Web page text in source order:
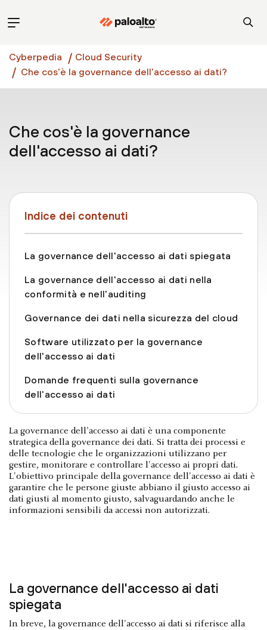
Cyberpedia
Cloud Security
Che cos'è la governance dell'accesso ai dati?
Che cos'è la governance
dell'accesso ai dati?
Indice dei contenuti
La governance dell'accesso ai dati spiegata
La governance dell'accesso ai dati nella
conformità e nell'auditing
Governance dei dati nella sicurezza del cloud
Software utilizzato per la governance
dell'accesso ai dati
Domande frequenti sulla governance
dell'accesso ai dati
La governance dell'accesso ai dati è una componente
strategica della governance dei dati. Si tratta dei processi e
delle tecnologie che le organizzazioni utilizzano per
gestire, monitorare e controllare l'accesso ai propri dati.
L'obiettivo principale della governance dell'accesso ai dati è
garantire che le persone giuste abbiano il giusto accesso ai
dati giusti al momento giusto, salvaguardando anche le
informazioni sensibili da accessi non autorizzati.
La governance dell'accesso ai dati
spiegata
In breve, la governance dell'accesso ai dati si riferisce alla